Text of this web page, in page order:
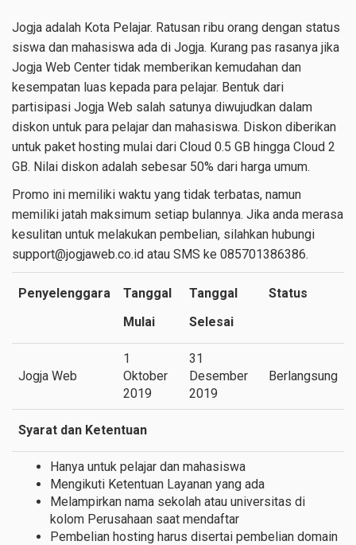
Jogja adalah Kota Pelajar. Ratusan ribu orang dengan status
siswa dan mahasiswa ada di Jogja. Kurang pas rasanya jika
Jogja Web Center tidak memberikan kemudahan dan
kesempatan luas kepada para pelajar. Bentuk dari
partisipasi Jogja Web salah satunya diwujudkan dalam
diskon untuk para pelajar dan mahasiswa. Diskon diberikan
untuk paket hosting mulai dari Cloud 0.5 GB hingga Cloud 2
GB. Nilai diskon adalah sebesar 50% dari harga umum.
Promo ini memiliki waktu yang tidak terbatas, namun
memiliki jatah maksimum setiap bulannya. Jika anda merasa
kesulitan untuk melakukan pembelian, silahkan hubungi
support@jogjaweb.co.id atau SMS ke 085701386386.
Penyelenggara
Tanggal
Mulai
Tanggal
Selesai
Status
Jogja Web
1
Oktober
2019
31
Desember
2019
Berlangsung
Syarat dan Ketentuan
Hanya untuk pelajar dan mahasiswa
Mengikuti Ketentuan Layanan yang ada
Melampirkan nama sekolah atau universitas di
kolom Perusahaan saat mendaftar
Pembelian hosting harus disertai pembelian domain